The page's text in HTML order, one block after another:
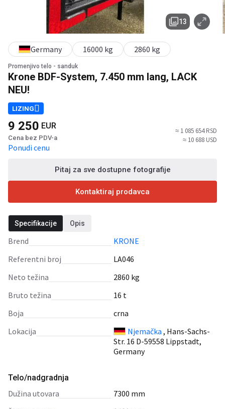
Promenjivo telo - sanduk
Krone BDF-System, 7.450 mm lang, LACK
NEU!
13
Germany 16000 kg 2860 kg
LIZING
9 250 EUR
Cena bez PDV-a
Ponudi cenu
≈ 1 085 654 RSD
≈ 10 688 USD
Pitaj za sve dostupne fotografije
Kontaktiraj prodavca
Specifikacije Opis
Brend
KRONE
Referentni broj
LA046
Neto težina
2860 kg
Bruto težina
16 t
Boja
crna
Lokacija
Njemačka , Hans-Sachs-
Str. 16 D-59558 Lippstadt,
Germany
Telo/nadgradnja
dužina utovara
7300 mm